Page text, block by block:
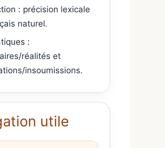
: précision lexicale
naturel.
:
réalités et
insoumissions.
utile